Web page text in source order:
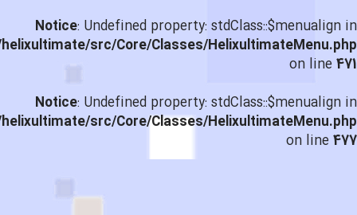
Notice: Undefined property: stdClass::$menualign in
src/Core/Classes/HelixultimateMenu.php
on line471
Notice: Undefined property: stdClass::$menualign in
src/Core/Classes/HelixultimateMenu.php
on line477